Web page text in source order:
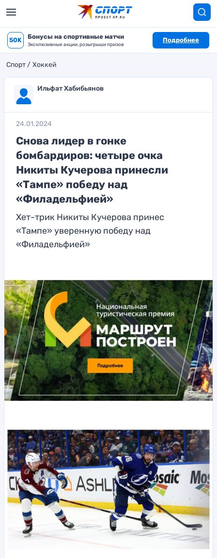
50K Бонусы на спортивные матчи
Эксклюзивные акции, розыгрыши призов
Подробнее
Спорт Хоккей
Ильфат Хабибьянов
24.01.2024
Снова лидер в гонке
бомбардиров: четыре очка
Никиты Кучерова принесли
«Тампе» победу над
«Филадельфией»
Хет-трик Никиты Кучерова принес
«Тампе» уверенную победу над
«Филадельфией»